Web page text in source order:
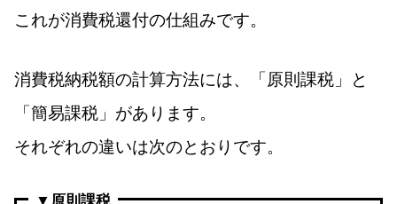
これが消費税還付の仕組みです。
消費税納税額の計算方法には、「原則課税」と
「簡易課税」があります。
それぞれの違いは次のとおりです。